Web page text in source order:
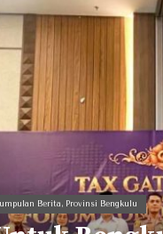
Berita, Provinsi Bengkulu